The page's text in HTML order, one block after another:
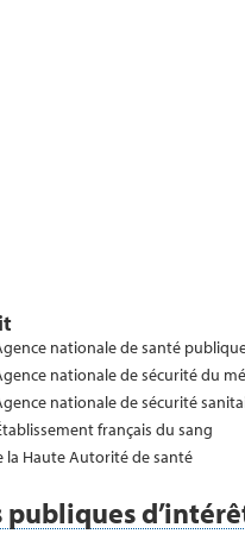
nationale de santé
nationale de sécurité du
nationale de sécurité
français du sang
la Haute Autorité de santé